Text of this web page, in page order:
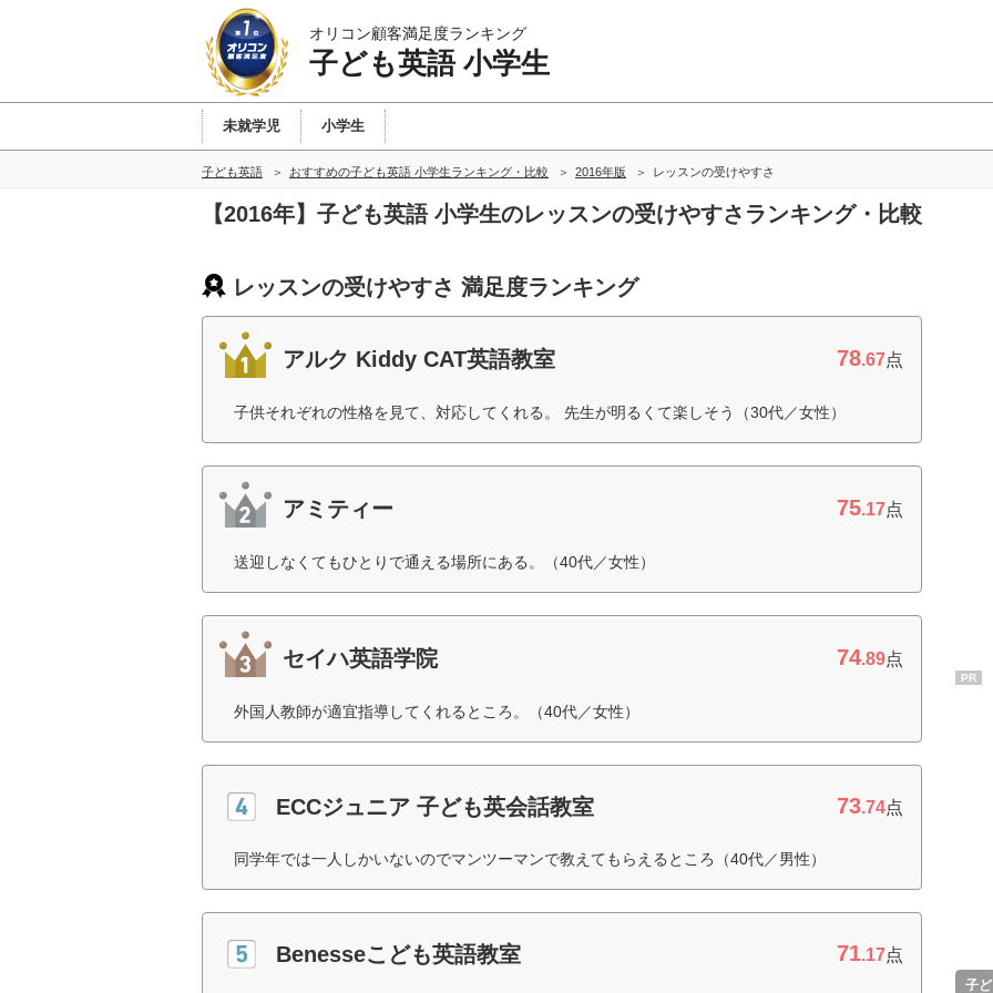
オリコン顧客満足度ランキング
子ども英語 小学生
未就学児 小学生
子ども英語 おすすめの子ども英語 小学生ランキング・比較 2016年版 レッスンの受けやすさ
【2016年】子ども英語 小学生のレッスンの受けやすさランキング・比較
レッスンの受けやすさ 満足度ランキング
アルク Kiddy CAT英語教室 78.67点
子供それぞれの性格を見て、対応してくれる。 先生が明るくて楽しそう（30代／女性）
アミティー 75.17点
送迎しなくてもひとりで通える場所にある。（40代／女性）
セイハ英語学院 74.89点
外国人教師が適宜指導してくれるところ。（40代／女性）
ECCジュニア 子ども英会話教室 73.74点
同学年では一人しかいないのでマンツーマンで教えてもらえるところ（40代／男性）
Benesseこども英語教室 71.17点
PR
子